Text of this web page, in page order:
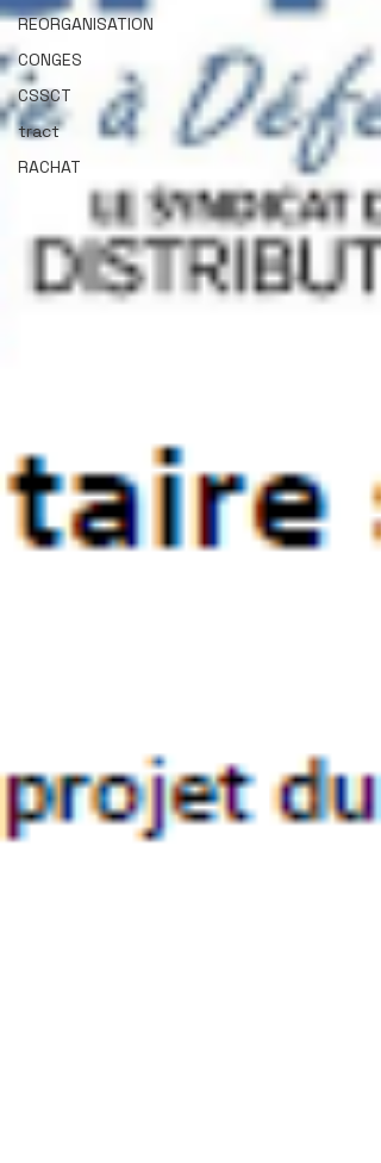
REORGANISATION
CONGES
CSSCT
tract
RACHAT